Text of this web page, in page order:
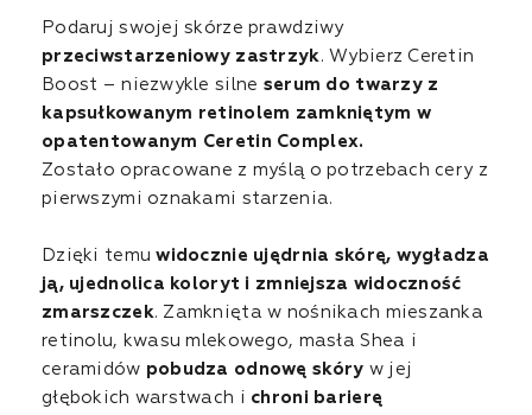
Podaruj swojej skórze prawdziwy
przeciwstarzeniowy zastrzyk. Wybierz Ceretin
Boost – niezwykle silne serum do twarzy z
kapsułkowanym retinolem zamkniętym w
opatentowanym Ceretin Complex.
Zostało opracowane z myślą o potrzebach cery z
pierwszymi oznakami starzenia.
Dzięki temuwidocznie ujędrnia skórę, wygładza
ją, ujednolica koloryt i zmniejsza widoczność
zmarszczek. Zamknięta w nośnikach mieszanka
retinolu, kwasu mlekowego, masła Shea i
ceramidów pobudza odnowę skóry w jej
głębokich warstwach i chroni barierę